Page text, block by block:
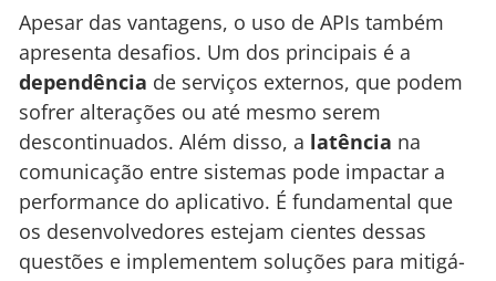
Apesar das vantagens, o uso de APIs também
apresenta desafios. Um dos principais é a
dependência de serviços externos, que podem
sofrer alterações ou até mesmo serem
descontinuados. Além disso, a latência na
comunicação entre sistemas pode impactar a
performance do aplicativo. É fundamental que
os desenvolvedores estejam cientes dessas
questões e implementem soluções para mitigá-